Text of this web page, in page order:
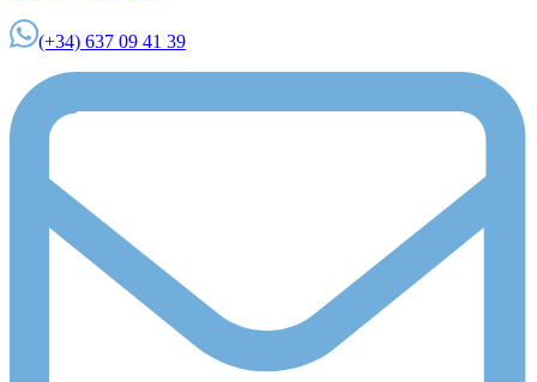
(+34) 637 09 41 39